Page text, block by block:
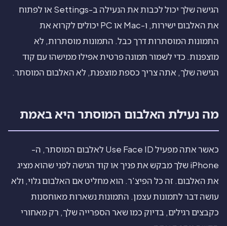
הגישה שלך יכול לכבות את הנעילה ב-Settings או לפתוח
את האלבום ישירות, ו-Mac או PC יכולים לקרוא את
התמונות המוסתרות דרך כבל. התמונות מוסתרות, לא
מוצפנות. כדי לשמור תמונה פרטית אפילו ממישהו עם קוד
הגישה שלך, אתה צריך כספת מוצפנת, לא האלבום המוסתר.
מה נעילת האלבום המוסתר היא באמת
כאשר אתה מפעיל Use Face ID לאלבום המוסתר, ה-
iPhone שלך מבקש את פניך או קוד הגישה לפני שהוא מציג
את האלבום. זה כל הפיצ'ר. הוא מחליט אם האלבום גלוי, ולא
עושה דבר לתמונות עצמן. התמונות נשארות מאוחסנות
כקבצים רגילים, בדיוק כמו שאר הספרייה שלך, רק מאחורי